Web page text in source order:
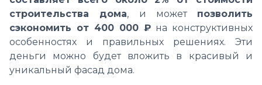
строительства дома, и может позволить
сэкономить от 400 000 ₽ на конструктивных
особенностях и правильных решениях. Эти
деньги можно будет вложить в красивый и
уникальный фасад дома.